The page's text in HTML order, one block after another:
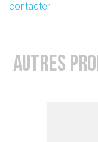
contacter
AUTRES